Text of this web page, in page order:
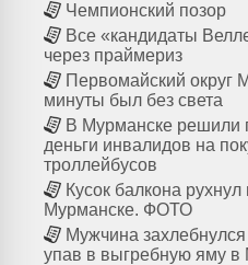
Чемпионский позор
Все «кандидаты
через праймериз
Первомайский округ
минуты был без света
В Мурманске решили
деньги инвалидов на
троллейбусов
Кусок балкона рухнул
Мурманске. ФОТО
Мужчина
упав в выгребную яму в